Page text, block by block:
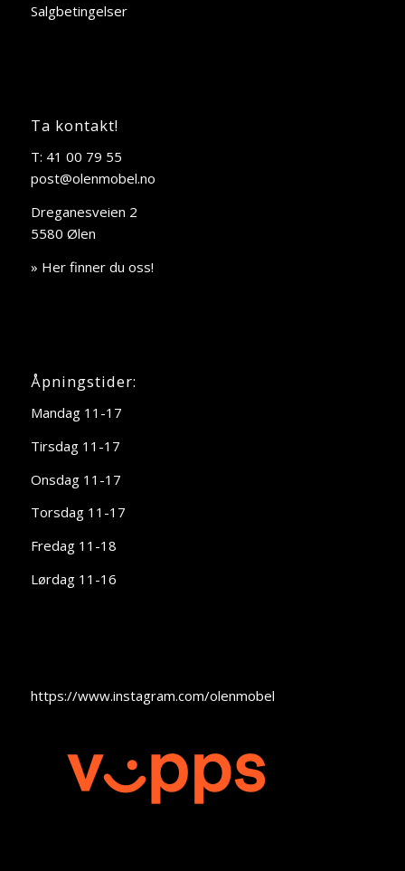
Salgbetingelser
Ta kontakt!
T: 41 00 79 55
post@olenmobel.no
Dreganesveien 2
5580 Ølen
» Her finner du oss!
Åpningstider:
Mandag 11-17
Tirsdag 11-17
Onsdag 11-17
Torsdag 11-17
Fredag 11-18
Lørdag 11-16
https://www.instagram.com/olenmobel